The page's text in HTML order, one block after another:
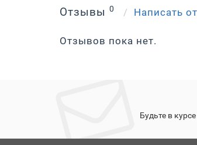
Отзывы 0 Написать
Отзывов пока нет.
Будьте в